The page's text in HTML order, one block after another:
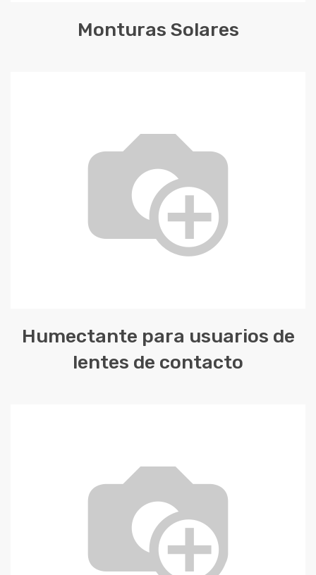
Monturas Solares
Humectante para usuarios de
lentes de contacto